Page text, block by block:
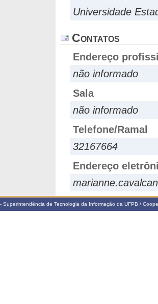
Universidade
Contatos
Endereço
não informado
Sala
não informado
Telefone/Ramal
32167664
Endereço
Superintendência de Tecnologia da Informação da UFPB /